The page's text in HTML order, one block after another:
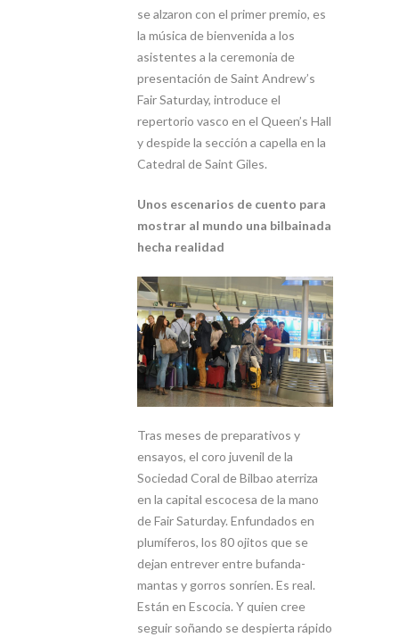
se alzaron con el primer premio, es
la música de bienvenida a los
asistentes a la ceremonia de
presentación de Saint Andrew’s
Fair Saturday, introduce el
repertorio vasco en el Queen’s Hall
y despide la sección a capella en la
Catedral de Saint Giles.
Unos escenarios de cuento para
mostrar al mundo una bilbainada
hecha realidad
Tras meses de preparativos y
ensayos, el coro juvenil de la
Sociedad Coral de Bilbao aterriza
en la capital escocesa de la mano
de Fair Saturday. Enfundados en
plumíferos, los 80 ojitos que se
dejan entrever entre bufanda-
mantas y gorros sonríen. Es real.
Están en Escocia. Y quien cree
seguir soñando se despierta rápido